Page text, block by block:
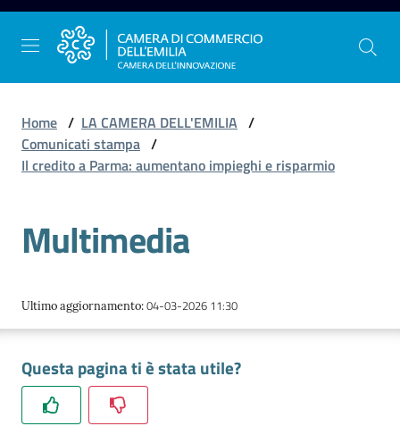
Vai al contenuto
Vai alla navigazione
Vai al footer
dell'Emilia
Gestire
l'impresa
Promuovere
l'impresa
e
Home / LA CAMERA DELL'EMILIA /
Comunicati stampa /
Il credito a Parma: aumentano impieghi e risparmio
Multimedia
Ultimo aggiornamento:04-03-2026 11:30
Questa pagina ti è stata utile?